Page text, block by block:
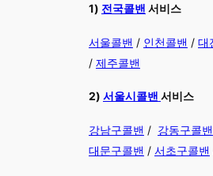
​1) 전국콜밴 서비스
서울콜밴 / 인천콜밴 / 대
/ 제주콜밴
2) 서울시콜밴 서비스
강남구콜밴 / 강동구콜밴
대문구콜밴 / 서초구콜밴